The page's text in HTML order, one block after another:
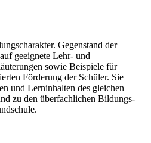
Gegenstand der
geeignete Lehr- und
sowie Beispiele für
Förderung der Schüler. Sie
und Lerninhalten des gleichen
zu den überfachlichen Bildungs-